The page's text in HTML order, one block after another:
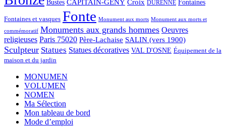
Bustes CAPITAIN-GÉNY Croix DURENNE Fontaines
Fontaines et vasques Fonte Monument aux morts Monument aux morts et
commémoratif Monuments aux grands hommes Oeuvres
religieuses Paris 75020 Père-Lachaise SALIN (vers 1900)
Sculpteur Statues Statues décoratives VAL D'OSNE Équipement de la
maison et du jardin
MONUMEN
VOLUMEN
NOMEN
Ma Sélection
Mon tableau de bord
Mode d’emploi